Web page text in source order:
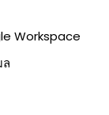
Workspace